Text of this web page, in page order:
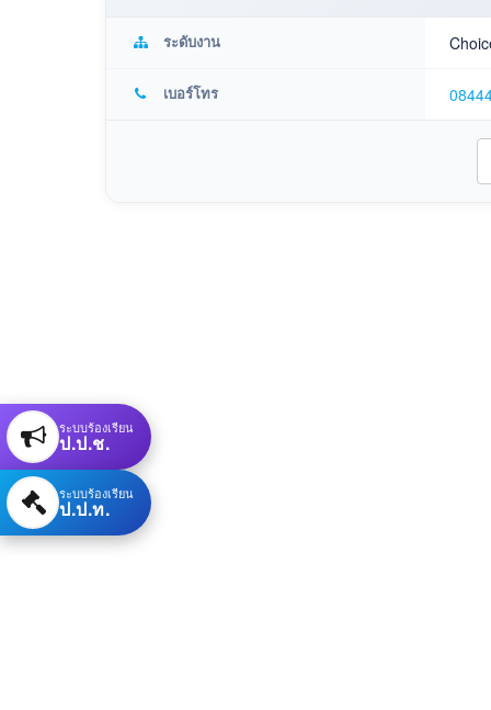
ระดับงาน
เบอร์โทร
ระบบร้องเรียน
ป.ป.ช.
ระบบร้องเรียน
ป.ป.ท.